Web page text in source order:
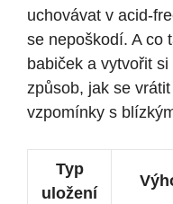
uchovávat v acid-
se nepoškodí. A co
babiček a vytvořit
způsob, jak se
vzpomínky s
Typ
uložení